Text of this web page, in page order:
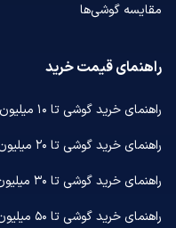
مقایسه گوشی‌ها
راهنمای قیمت خرید
راهنمای خرید گوشی تا ۱۰ میلیون
راهنمای خرید گوشی تا ۲۰ میلیون
راهنمای خرید گوشی تا ۳۰ میلیون
راهنمای خرید گوشی تا ۵۰ میلیون